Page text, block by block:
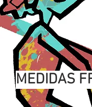
MEDIDAS